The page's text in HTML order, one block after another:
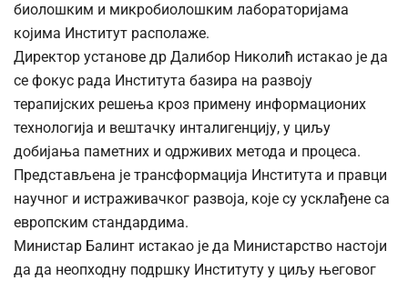
биолошким и микробиолошким лабораторијама
којима Институт располаже.
Директор установе др Далибор Николић истакао је да
се фокус рада Института базира на развоју
терапијских решења кроз примену информационих
технологија и вештачку инталигенцију, у циљу
добијања паметних и одрживих метода и процеса.
Представљена је трансформација Института и правци
научног и истраживачког развоја, које су усклађене са
европским стандардима.
Министар Балинт истакао је да Министарство настоји
да да неопходну подршку Институту у циљу његовог